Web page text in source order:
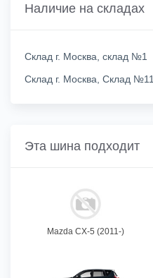
Наличие на складах
Склад г. Москва, склад №1
Склад г. Москва, Склад №11
Эта шина подходит
Mazda CX-5 (2011-)